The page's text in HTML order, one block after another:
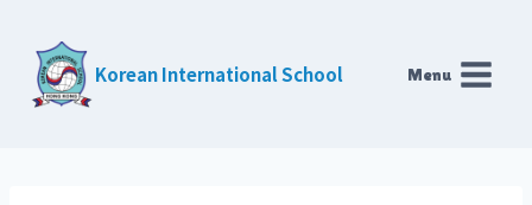
content
Korean International School Menu